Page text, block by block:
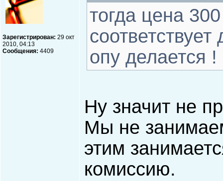
Зарегистрирован: 29 окт
2010, 04:13
Сообщения: 4409
тогда цена
опу делается !
Ну значит не
Мы не
этим
комиссию.